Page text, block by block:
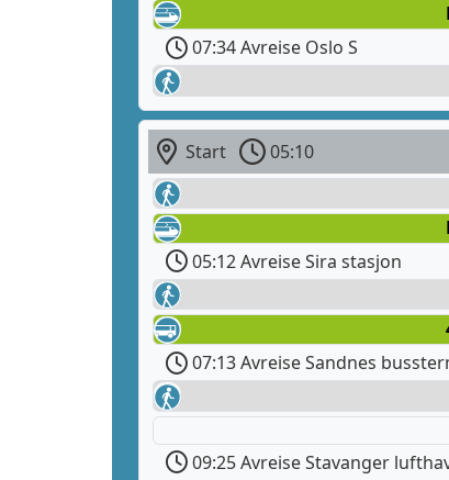
07:34 Avreise Oslo S
Start 05:10
05:12 Avreise Sira stasjon
07:13 Avreise Sandnes
09:25 Avreise Stavanger